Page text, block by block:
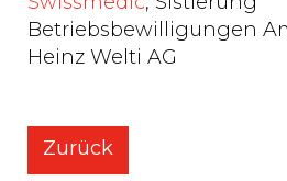
Betriebsbewilligungen
Heinz Welti AG
Zurück